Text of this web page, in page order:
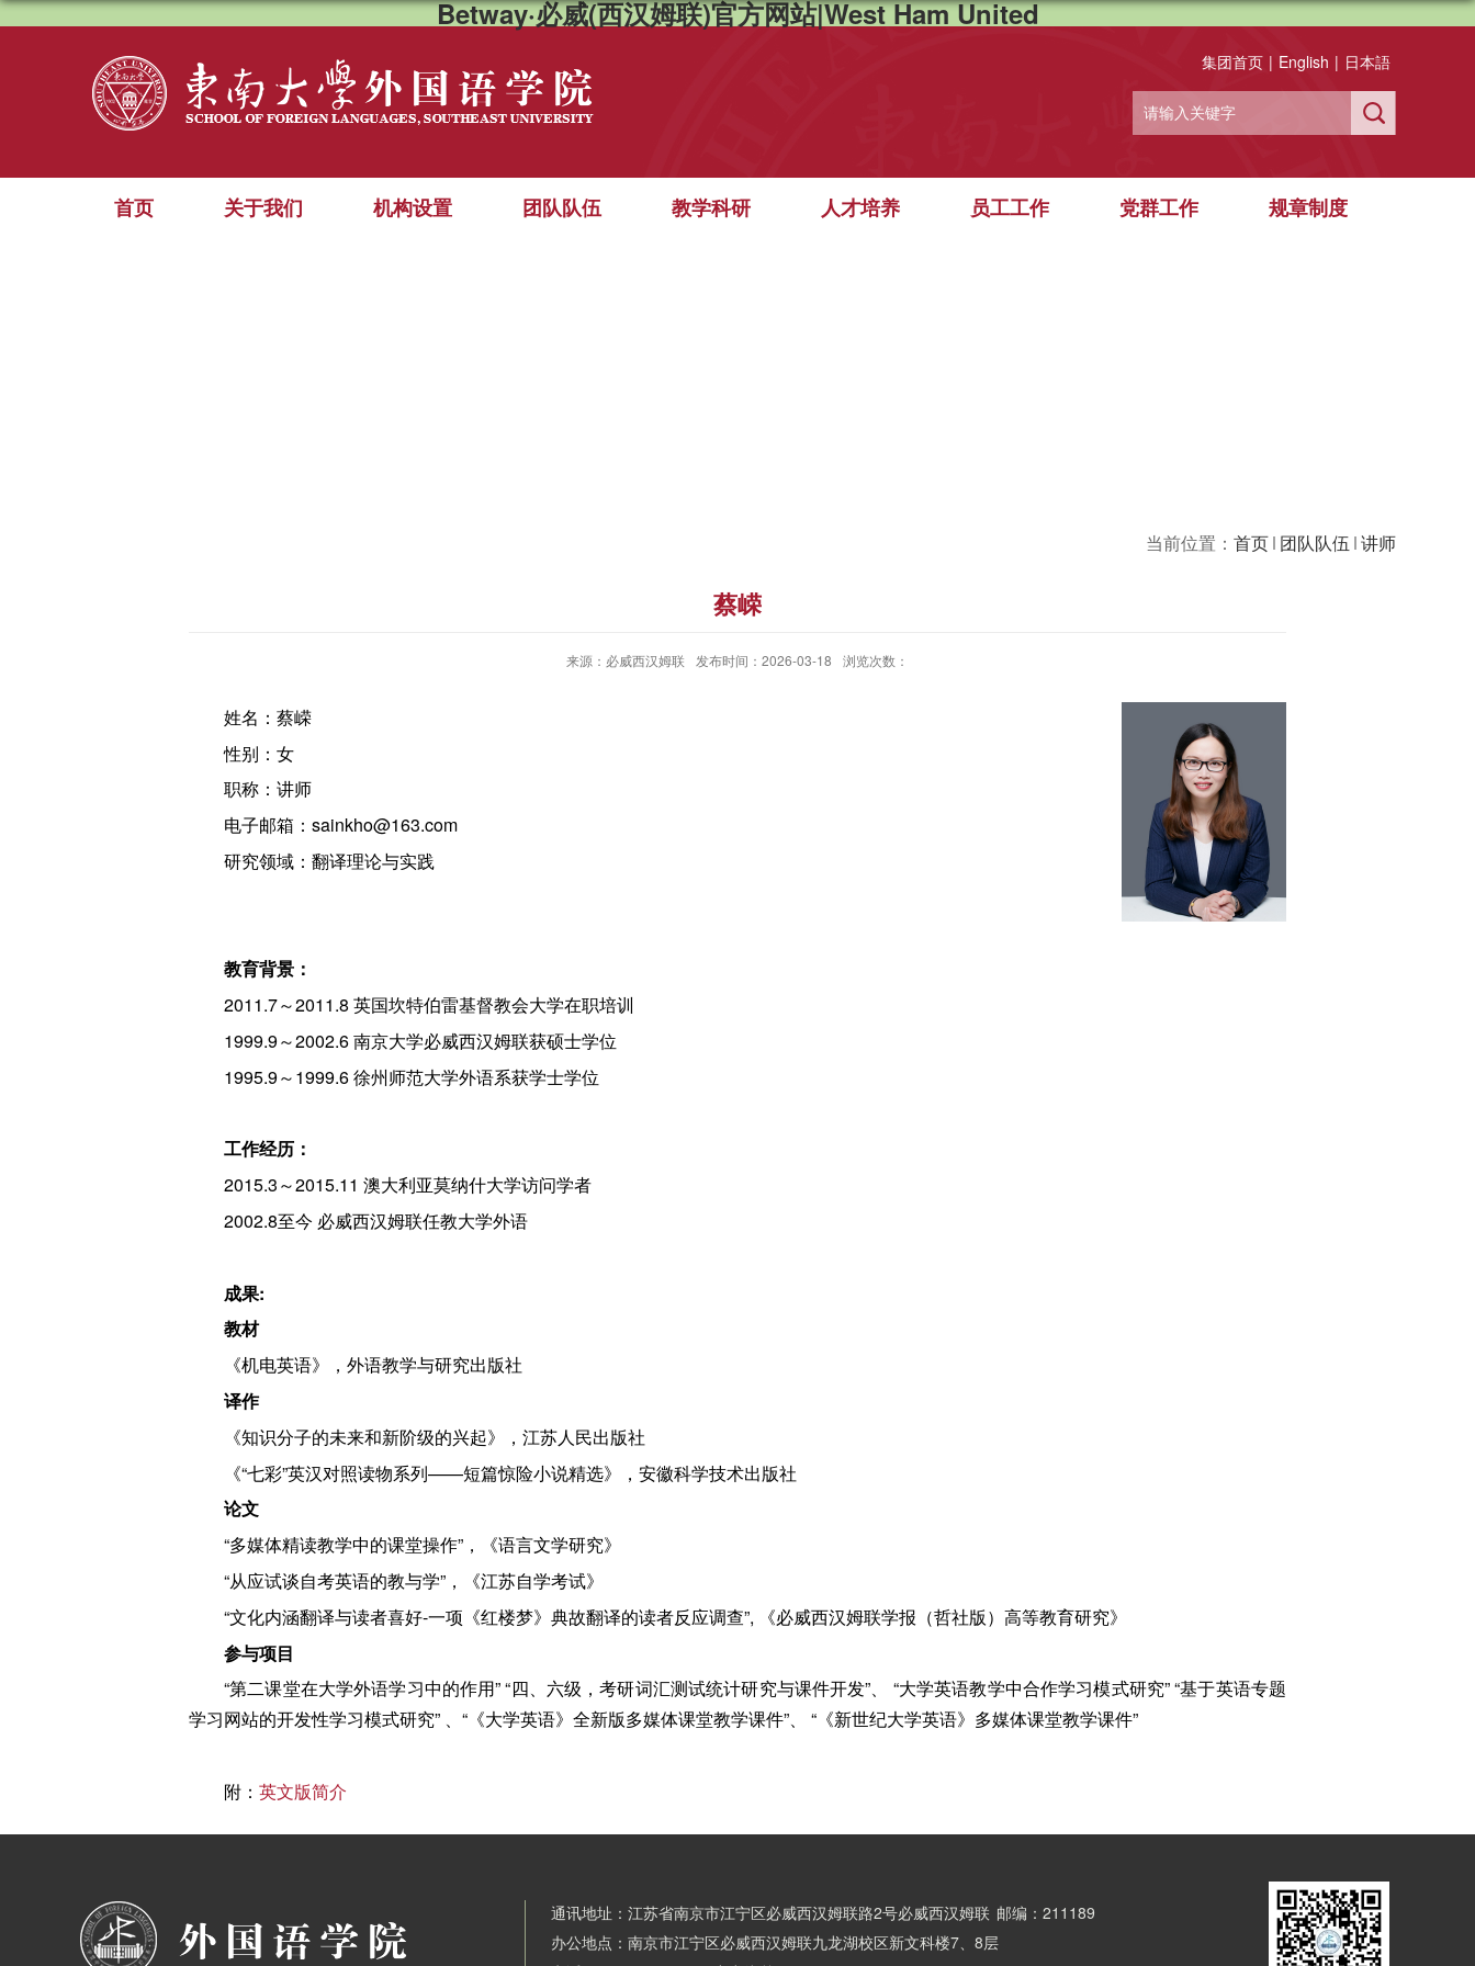
Betway·必威(西汉姆联)官方网站|West Ham United
集团首页 | English | 日本語
首页 关于我们 机构设置 团队队伍 教学科研 人才培养 员工工作 党群工作 规章制度
当前位置： 首页 团队队伍 讲师
蔡嵘
来源：必威西汉姆联 发布时间：2026-03-18 浏览次数：
姓名：蔡嵘
性别：女
职称：讲师
电子邮箱：sainkho@163.com
研究领域：翻译理论与实践
教育背景：
2011.7～2011.8 英国坎特伯雷基督教会大学在职培训
1999.9～2002.6 南京大学必威西汉姆联获硕士学位
1995.9～1999.6 徐州师范大学外语系获学士学位
工作经历：
2015.3～2015.11 澳大利亚莫纳什大学访问学者
2002.8至今 必威西汉姆联任教大学外语
成果:
教材
《机电英语》，外语教学与研究出版社
译作
《知识分子的未来和新阶级的兴起》，江苏人民出版社
《“七彩”英汉对照读物系列——短篇惊险小说精选》，安徽科学技术出版社
论文
“多媒体精读教学中的课堂操作”，《语言文学研究》
“从应试谈自考英语的教与学”，《江苏自学考试》
“文化内涵翻译与读者喜好-一项《红楼梦》典故翻译的读者反应调查”, 《必威西汉姆联学报（哲社版）高等教育研究》
参与项目
“第二课堂在大学外语学习中的作用” “四、六级，考研词汇测试统计研究与课件开发”、 “大学英语教学中合作学习模式研究” “基于英语专题
学习网站的开发性学习模式研究” 、“《大学英语》全新版多媒体课堂教学课件”、 “《新世纪大学英语》多媒体课堂教学课件”
附： 英文版简介
通讯地址：江苏省南京市江宁区必威西汉姆联路2号必威西汉姆联 邮编：211189
办公地点：南京市江宁区必威西汉姆联九龙湖校区新文科楼7、8层